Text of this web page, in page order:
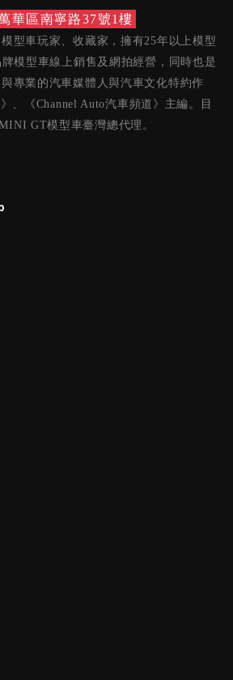
華區南寧路37號1樓
型車玩家、收藏家，擁有25年以上模型
模型車線上銷售及網拍經營，同時也是
專業的汽車媒體人與汽車文化特約作
、《Channel Auto汽車頻道》主編。目
GT模型車臺灣總代理。